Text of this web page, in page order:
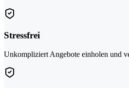
Stressfrei
Unkompliziert Angebote einholen und